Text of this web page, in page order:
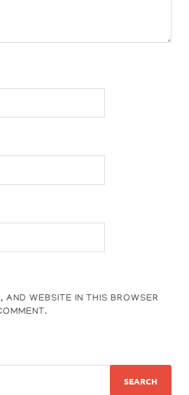
AND WEBSITE IN THIS BROWSER